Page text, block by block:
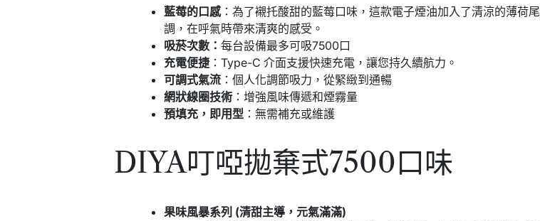
藍莓的口感：為了襯托酸甜的藍莓口味，這款電子煙油加入了清涼的薄荷尾
調，在呼氣時帶來清爽的感受。
吸菸次數：每台設備最多可吸7500口
充電便捷：Type-C 介面支援快速充電，讓您持久續航力。
可調式氣流 ：個人化調節吸力，從緊緻到通暢
網狀線圈技術 ：增強風味傳遞和煙霧量
預填充，即用型 ：無需補充或維護
DIYA叮啞拋棄式7500口味
果味風暴系列 (清甜主導，元氣滿滿)